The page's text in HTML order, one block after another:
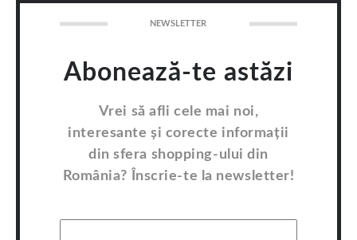
NEWSLETTER
Abonează-te astăzi
Vrei să afli cele mai noi,
interesante și corecte informații
din sfera shopping-ului din
România? Înscrie-te la newsletter!